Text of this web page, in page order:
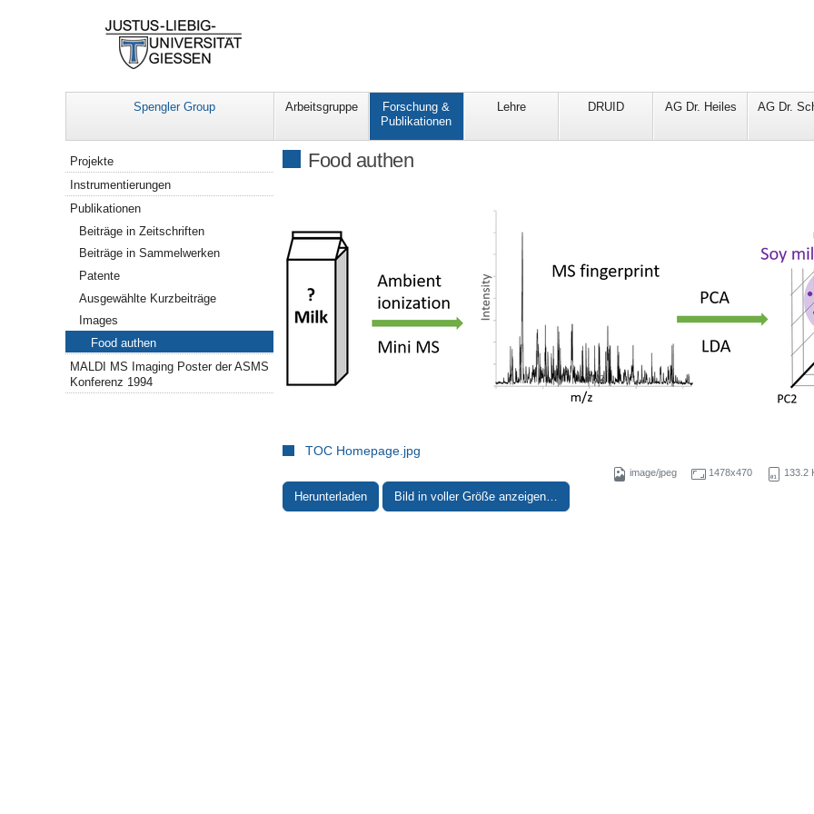
Spengler Group Arbeitsgruppe
Forschung &
Publikationen
Lehre DRUID AG Dr. Heiles AG Dr.
Food authen
TOC Homepage.jpg
image/jpeg 1478x470 133.2
Herunterladen Bild in voller Größe anzeigen…
Navigation
Projekte
Instrumentierungen
Publikationen
Beiträge in Zeitschriften
Beiträge in Sammelwerken
Patente
Ausgewählte Kurzbeiträge
Images
Food authen
MALDI MS Imaging Poster der ASMS
Konferenz 1994